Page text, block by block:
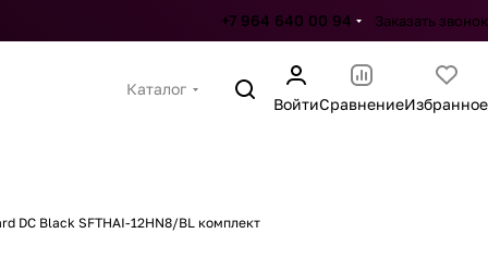
+7 964 640 00 94 Заказать звонок
Каталог
ВойтиСравнениеИзбранное
DC Black SFTHAI-12HN8/BL комплект